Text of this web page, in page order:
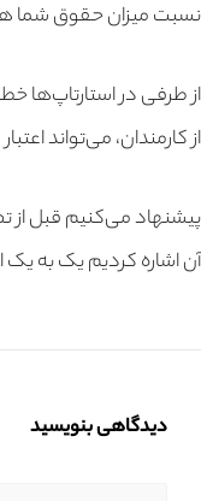
نسبت میزان حقوق شما
از طرفی در استارتاپ‌ها
از کارمندان، می‌‌تواند
پیشنهاد می‌کنیم قبل از
آن اشاره کردیم یک به
دیدگاهی بنویسید